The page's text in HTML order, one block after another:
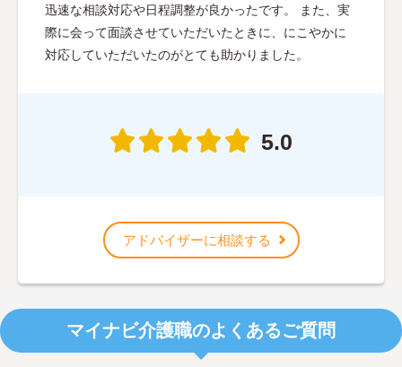
迅速な相談対応や日程調整が良かったです。 また、実
際に会って面談させていただいたときに、にこやかに
対応していただいたのがとても助かりました。
5.0
アドバイザーに相談する
マイナビ介護職のよくあるご質問